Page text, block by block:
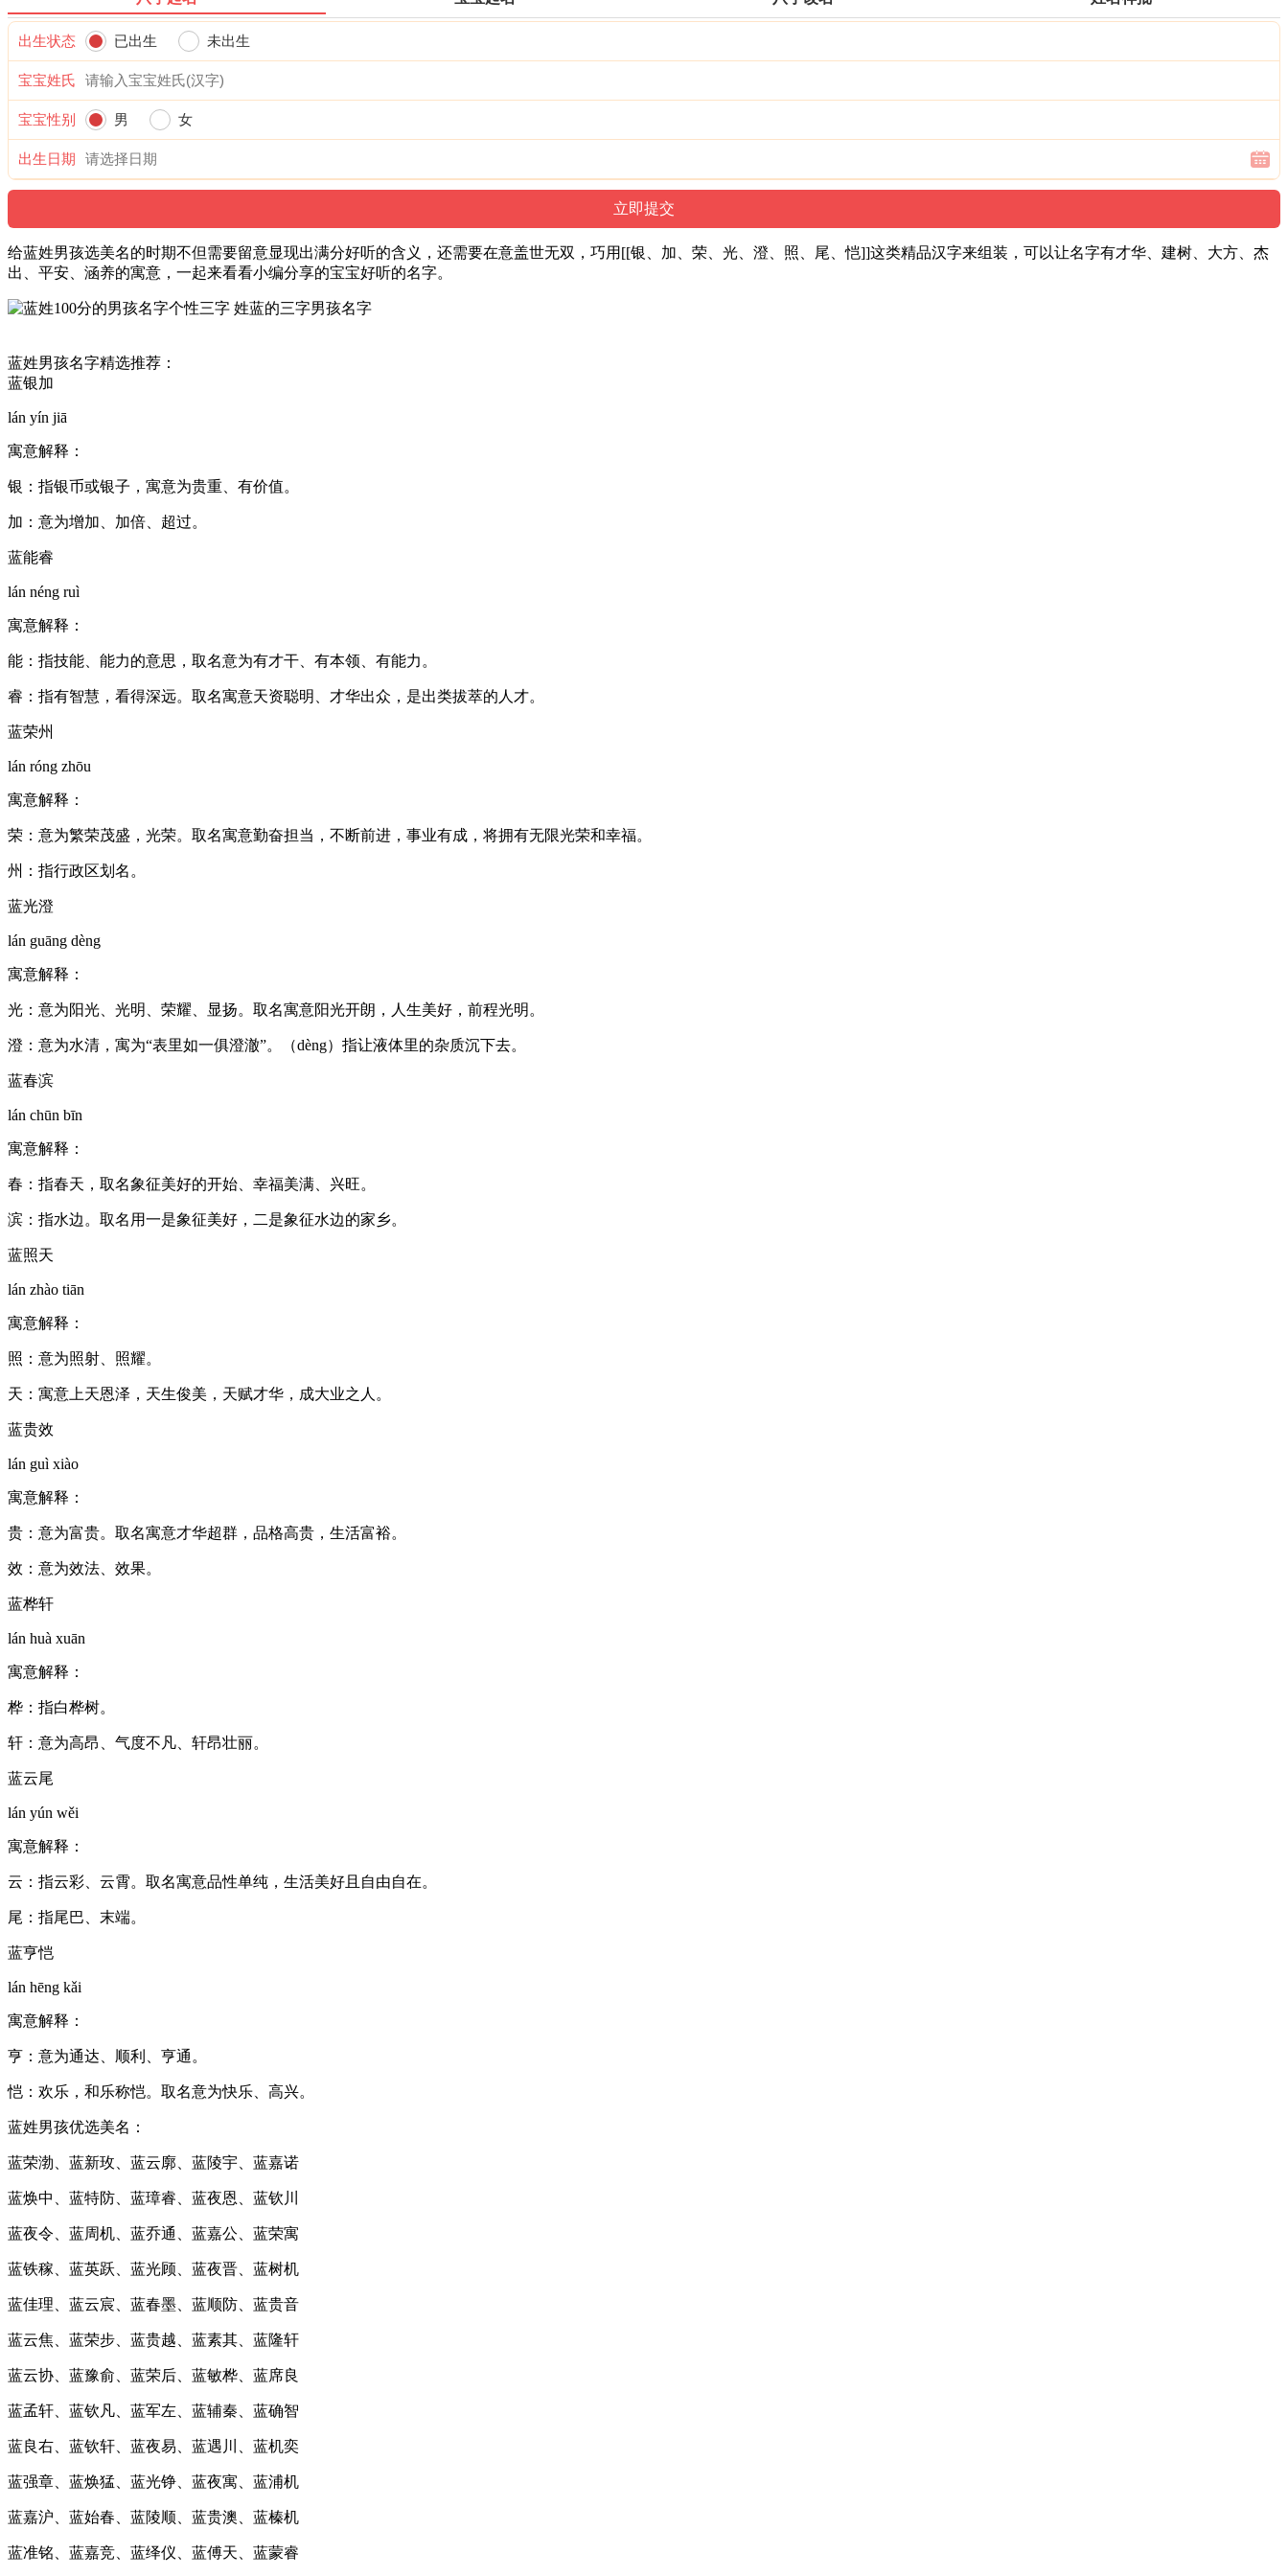
出生状态 已出生 未出生
宝宝姓氏
宝宝性别 男 女
出生日期
给蓝姓男孩选美名的时期不但需要留意显现出满分好听的含义，还需要在意盖世无双，巧用[[银、加、荣、光、澄、照、尾、恺]]这类精品汉字来组装，可以让名字有才华、建树、大方、杰
出、平安、涵养的寓意，一起来看看小编分享的宝宝好听的名字。
蓝姓男孩名字精选推荐：
蓝银加
lán yín jiā
寓意解释：
银：指银币或银子，寓意为贵重、有价值。
加：意为增加、加倍、超过。
蓝能睿
lán néng ruì
寓意解释：
能：指技能、能力的意思，取名意为有才干、有本领、有能力。
睿：指有智慧，看得深远。取名寓意天资聪明、才华出众，是出类拔萃的人才。
蓝荣州
lán róng zhōu
寓意解释：
荣：意为繁荣茂盛，光荣。取名寓意勤奋担当，不断前进，事业有成，将拥有无限光荣和幸福。
州：指行政区划名。
蓝光澄
lán guāng dèng
寓意解释：
光：意为阳光、光明、荣耀、显扬。取名寓意阳光开朗，人生美好，前程光明。
澄：意为水清，寓为“表里如一俱澄澈”。（dèng）指让液体里的杂质沉下去。
蓝春滨
lán chūn bīn
寓意解释：
春：指春天，取名象征美好的开始、幸福美满、兴旺。
滨：指水边。取名用一是象征美好，二是象征水边的家乡。
蓝照天
lán zhào tiān
寓意解释：
照：意为照射、照耀。
天：寓意上天恩泽，天生俊美，天赋才华，成大业之人。
蓝贵效
lán guì xiào
寓意解释：
贵：意为富贵。取名寓意才华超群，品格高贵，生活富裕。
效：意为效法、效果。
蓝桦轩
lán huà xuān
寓意解释：
桦：指白桦树。
轩：意为高昂、气度不凡、轩昂壮丽。
蓝云尾
lán yún wěi
寓意解释：
云：指云彩、云霄。取名寓意品性单纯，生活美好且自由自在。
尾：指尾巴、末端。
蓝亨恺
lán hēng kǎi
寓意解释：
亨：意为通达、顺利、亨通。
恺：欢乐，和乐称恺。取名意为快乐、高兴。
蓝姓男孩优选美名：
蓝荣渤、蓝新玫、蓝云廓、蓝陵宇、蓝嘉诺
蓝焕中、蓝特防、蓝璋睿、蓝夜恩、蓝钦川
蓝夜令、蓝周机、蓝乔通、蓝嘉公、蓝荣寓
蓝铁稼、蓝英跃、蓝光顾、蓝夜晋、蓝树机
蓝佳理、蓝云宸、蓝春墨、蓝顺防、蓝贵音
蓝云焦、蓝荣步、蓝贵越、蓝素其、蓝隆轩
蓝云协、蓝豫俞、蓝荣后、蓝敏桦、蓝席良
蓝孟轩、蓝钦凡、蓝军左、蓝辅秦、蓝确智
蓝良右、蓝钦轩、蓝夜易、蓝遇川、蓝机奕
蓝强章、蓝焕猛、蓝光铮、蓝夜寓、蓝浦机
蓝嘉沪、蓝始春、蓝陵顺、蓝贵澳、蓝榛机
蓝准铭、蓝嘉竞、蓝绎仪、蓝傅天、蓝蒙睿